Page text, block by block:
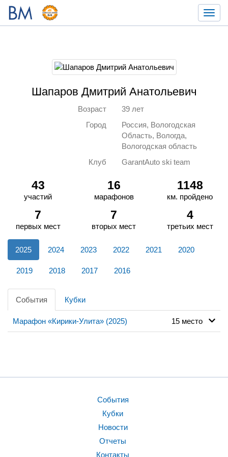
Шапаров Дмитрий Анатольевич
Возраст
39 лет
Город
Россия, Вологодская
Область, Вологда,
Вологодская область
Клуб
GarantAuto ski team
43
участий
16
марафонов
1148
км. пройдено
7
первых мест
7
вторых мест
4
третьих мест
2025 2024 2023 2022 2021 2020
2019 2018 2017 2016
События Кубки
Марафон «Кирики-Улита» (2025) 15 место
События
Кубки
Новости
Отчеты
Контакты